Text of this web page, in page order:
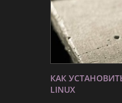
КАК
LINUX